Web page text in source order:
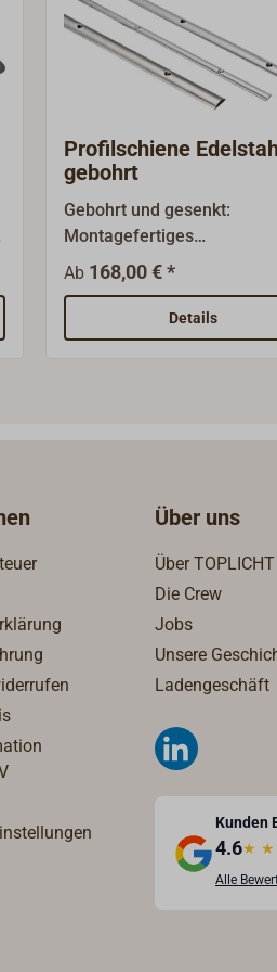
Profilschiene
gebohrt
Gebohrt und gesenkt:
Montagefertiges
Flachhalbrundprofil aus
Edelstahl A4 (AISI316),
Oberfläche
nur in ganzen Längen von
Ab 168,00 € *
Details
Über uns
Über TOPLICHT
Die Crew
Jobs
Unsere
Ladengeschäft
Kunden
4.6★ ★
Alle